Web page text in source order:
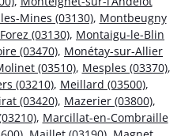
Mines (03130), Montbeugny
(03130), Montaigu-le-Blin
(03470), Monétay-sur-Allier
(03510), Mesples (03370),
(03210), Meillard (03500),
(03420), Mazerier (03800),
, Marcillat-en-Combraille